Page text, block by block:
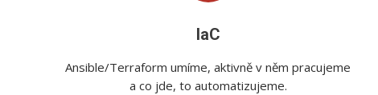
IaC
Ansible/Terraform umíme, aktivně v něm pracujeme
a co jde, to automatizujeme.